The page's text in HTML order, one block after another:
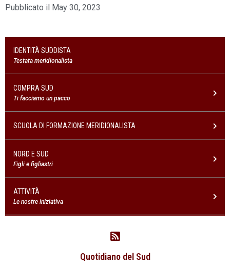
IDENTITÀ SUDDISTA
Testata meridionalista
COMPRA SUD
Ti facciamo un pacco
SCUOLA DI FORMAZIONE MERIDIONALISTA
NORD E SUD
Figli e figliastri
ATTIVITÀ
Le nostre iniziativa
Quotidiano del Sud
Pubblicato il May 30, 2023